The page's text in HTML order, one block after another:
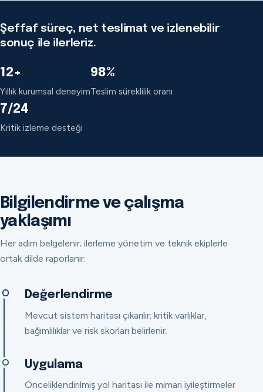
Şeffaf süreç, net teslimat ve izlenebilir
sonuç ile ilerleriz.
12+
Yıllık kurumsal deneyim
98%
Teslim süreklilik oranı
7/24
Kritik izleme desteği
Bilgilendirme ve çalışma
yaklaşımı
Her adım belgelenir; ilerleme yönetim ve teknik ekiplerle
ortak dilde raporlanır.
Değerlendirme
Mevcut sistem haritası çıkarılır; kritik varlıklar,
bağımlılıklar ve risk skorları belirlenir.
Uygulama
Önceliklendirilmiş yol haritası ile mimari iyileştirmeler